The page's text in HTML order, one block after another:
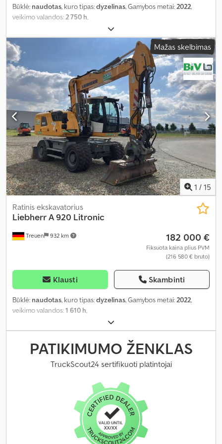
Būklė: naudotas, kuro tipas:dyzelinas, Gamybos metai:2022,
veikimo valandos:2 750 h,
Mažas skelbimas
1 / 15
Treuen 932 km
Ratinis ekskavatorius
LiebherrA 920 Litronic
182 000 €
Fiksuota kaina plius PVM
(216 580 € bruto)
Klausti Skambinti
Būklė: naudotas, kuro tipas:dyzelinas, Gamybos metai:2022,
veikimo valandos:1 610 h,
PATIKIMUMO ŽENKLAS
TruckScout24 sertifikuoti platintojai